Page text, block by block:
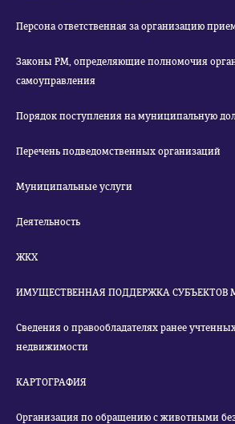
Персона ответственная за организацию
Законы РМ, определяющие полномочия
самоуправления
Порядок поступления на муниципальную
Перечень подведомственных организаций
Муниципальные услуги
Деятельность
ЖКХ
ИМУЩЕСТВЕННАЯ ПОДДЕРЖКА СУБЪЕКТОВ
Сведения о правообладателях ранее
недвижимости
КАРТОГРАФИЯ
Организация по обращению с животными без